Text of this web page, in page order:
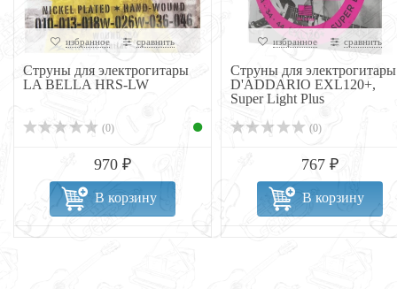
избранное сравнить
Струны для электрогитары
LA BELLA HRS-LW
(0)
970 ₽
В корзину
избранное сравнить
Струны для электрогитары
D'ADDARIO EXL120+,
Super Light Plus
(0)
767 ₽
В корзину